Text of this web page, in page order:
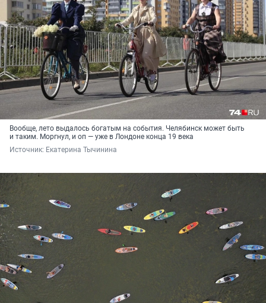
Вообще, лето выдалось богатым на события. Челябинск может быть
и таким. Моргнул, и оп — уже в Лондоне конца 19 века
Источник: Екатерина Тычинина